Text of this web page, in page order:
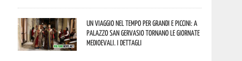
Un viaggio nel tempo per grandi e piccini: a
Palazzo San Gervasio tornano le Giornate
Medioevali. I dettagli